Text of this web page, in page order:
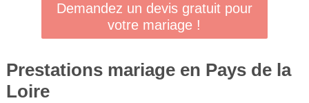
Demandez un devis gratuit pour
votre mariage !
Prestations mariage en Pays de la
Loire